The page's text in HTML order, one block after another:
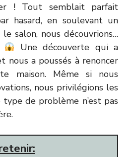
! Tout semblait parfait
hasard, en soulevant un
salon, nous découvrions…
Une découverte qui a
nous a poussés à renoncer
maison. Même si nous
nous privilégions les
type de problème n’est pas